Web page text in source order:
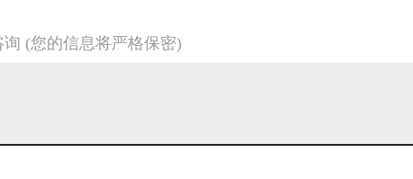
询 (您的信息将严格保密)